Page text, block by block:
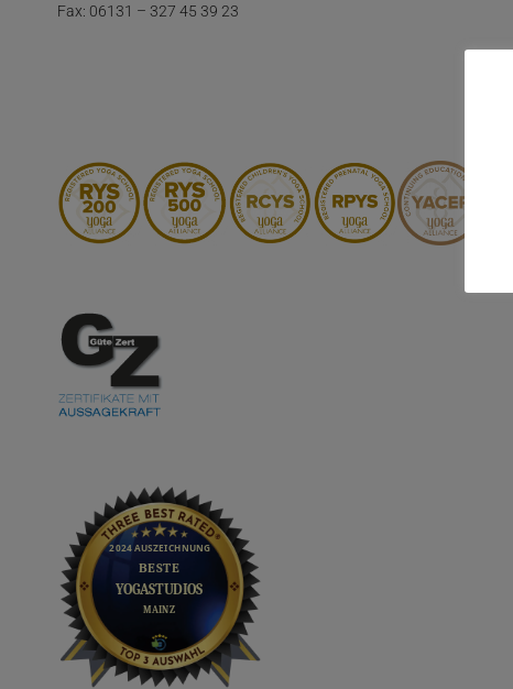
Fax: 06131 – 327 45 39 23